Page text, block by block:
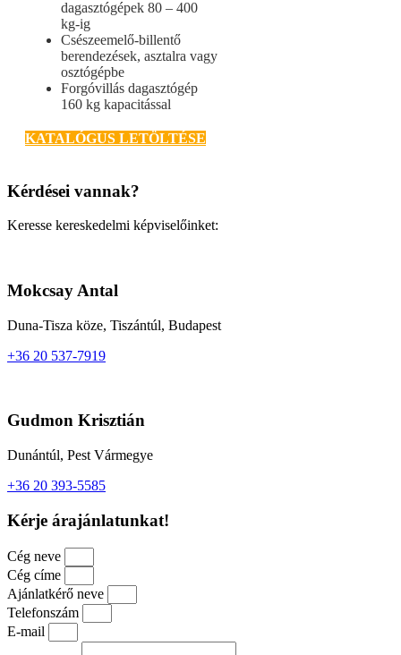
dagasztógépek 80 – 400
kg-ig
Csészeemelő-billentő
berendezések, asztalra vagy
osztógépbe
Forgóvillás dagasztógép
160 kg kapacitással
KATALÓGUS LETÖLTÉSE
Kérdései vannak?
Keresse kereskedelmi képviselőinket:
Mokcsay Antal
Duna-Tisza köze, Tiszántúl, Budapest
+36 20 537-7919
Gudmon Krisztián
Dunántúl, Pest Vármegye
+36 20 393-5585
Kérje árajánlatunkat!
Cég neve
Cég címe
Ajánlatkérő neve
Telefonszám
E-mail